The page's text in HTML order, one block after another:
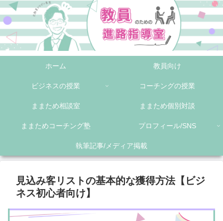
ホーム 教員向け
ビジネスの授業 コーチングの授業
ままため相談室 ままため個別対談
ままためコーチング塾 プロフィール/SNS
執筆記事/メディア掲載
見込み客リストの基本的な獲得方法【ビジ
ネス初心者向け】